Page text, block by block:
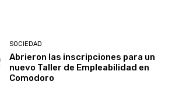
SOCIEDAD
Abrieron las inscripciones para un
nuevo Taller de Empleabilidad en
Comodoro